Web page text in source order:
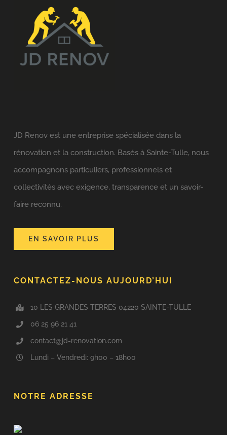
JD Renov est une entreprise spécialisée dans la
rénovation et la construction. Basés à Sainte-Tulle, nous
accompagnons particuliers, professionnels et
faire reconnu.
CONTACTEZ-NOUS AUJOURD’HUI
10 LES GRANDES TERRES 04220 SAINTE-TULLE
06 25 96 21 41
NOTRE ADRESSE